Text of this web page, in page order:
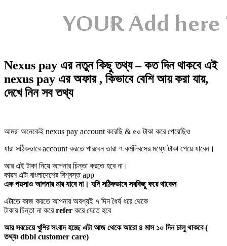
Nexus pay এর নতুন কিছু তথ্য – কত দিন থাকবে এই
nexus pay এর অফার , কিভাবে বেশি আয় করা যায়,
দেখে নিন সব তথ্য
আমরা অনেকেই nexus pay account করেছি & ৫০ টাকা করে পেয়েছিও
যারা সঠিকভাবে account করতে পারবেন তারা ৭ কর্মদিবসের মধ্যে টাকা পেয়ে যাবেন।
আর এই টাকা নিয়ে আপনার চিন্তা করতে হবে না।
কারন এটা বাংলাদেশের বিশ্বস্ত app
এক পয়সাও আপনার মার যাবে না। যদি সঠিকভাবে সবকিছু করে থাকেন
এটাতে কাজ করতে আপনার অবশ্যই ৭ দিন ধৈর্য ধরে থেকে
টাকার চিন্তা না করেrefer করে যেতে হবে
আর সবচেয়ে খুশির সংবাদ হচ্ছে এটা আজ থেকে আরো ৪ মাস ১০ দিন চালু থাকবে (
তথ্যঃ dbbl customer care)